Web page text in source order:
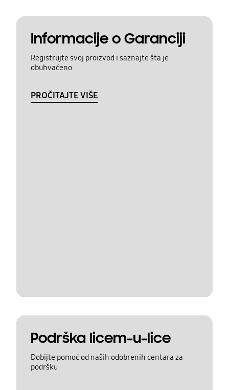
Informacije o Garanciji
Registrujte svoj proizvod i saznajte šta je
obuhvaćeno
PROČITAJTE VIŠE
Podrška licem-u-lice
Dobijte pomoć od naših odobrenih centara za
podršku